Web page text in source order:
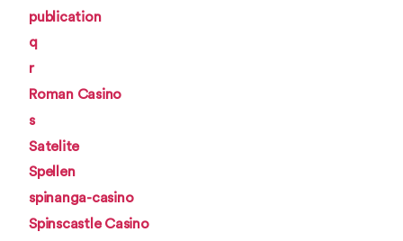
publication
q
r
Roman Casino
s
Satelite
Spellen
spinanga-casino
Spinscastle Casino